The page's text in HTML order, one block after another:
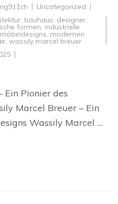
Uncategorized
, bauhaus, designer,
formen, industrielle
möbeldesigns, modernen
, wassily marcel breuer
Ikone:
Marcel
revolutionärer
Ein Pionier des
Marcel Breuer – Ein
Wassily Marcel …